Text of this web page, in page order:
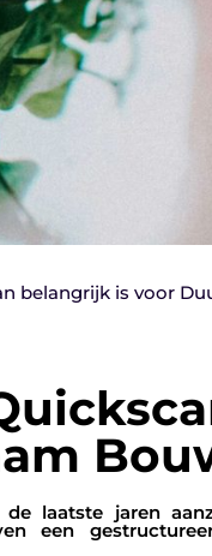
belangrijk is voor
laatste jaren
een